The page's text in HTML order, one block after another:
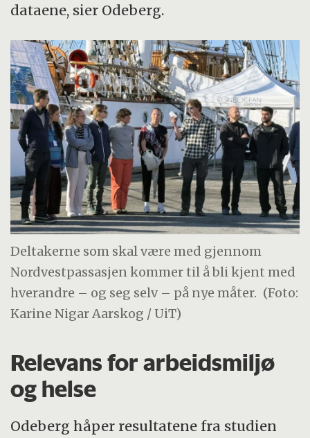
dataene, sier Odeberg.
Deltakerne som skal være med gjennom
Nordvestpassasjen kommer til å bli kjent med
hverandre – og seg selv – på nye måter. (Foto:
Karine Nigar Aarskog / UiT)
Relevans for arbeidsmiljø
og helse
Odeberg håper resultatene fra studien